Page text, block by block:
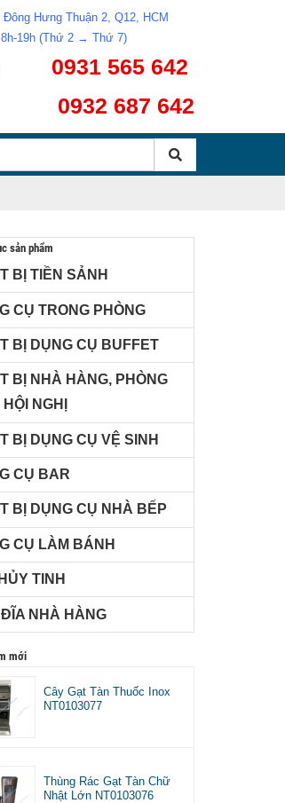
Hưng Thuận 2, Q12, HCM
19h (Thứ 2 → Thứ 7)
0931 565 642
0932 687 642
sản phẩm
BỊ TIỀN SẢNH
CỤ TRONG PHÒNG
BỊ DỤNG CỤ BUFFET
BỊ NHÀ HÀNG, PHÒNG
NGHỊ
BỊ DỤNG CỤ VỆ SINH
CỤ BAR
BỊ DỤNG CỤ NHÀ BẾP
CỤ LÀM BÁNH
TINH
NHÀ HÀNG
mới
Cây Gạt Tàn Thuốc Inox
NT0103077
Thùng Rác Gạt Tàn Chữ
Nhật Lớn NT0103076